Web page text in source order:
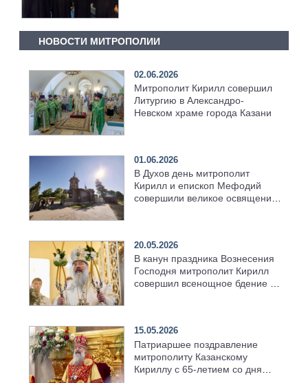
НОВОСТИ МИТРОПОЛИИ
02.06.2026
Митрополит Кирилл совершил
Литургию в Александро-
Невском храме города Казани
01.06.2026
В Духов день митрополит
Кирилл и епископ Мефодий
совершили великое освящение
20.05.2026
В канун праздника Вознесения
Господня митрополит Кирилл
совершил всенощное бдение в
15.05.2026
Патриаршее поздравление
митрополиту Казанскому
Кириллу с 65-летием со дня